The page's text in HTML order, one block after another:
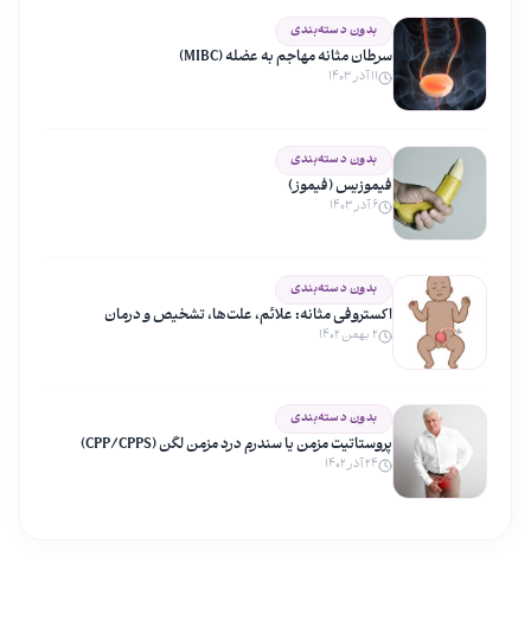
بدون دسته‌بندی
سرطان مثانه مهاجم به عضله (MIBC)
۱۱ آذر ۱۴۰۳
بدون دسته‌بندی
فیموزیس (فیموز)
۶ آذر ۱۴۰۳
بدون دسته‌بندی
اکستروفی مثانه: علائم، علت‌ها، تشخیص و درمان
۲ بهمن ۱۴۰۲
بدون دسته‌بندی
پروستاتیت مزمن یا سندرم درد مزمن لگن (CPP/CPPS)
۲۴ آذر ۱۴۰۲